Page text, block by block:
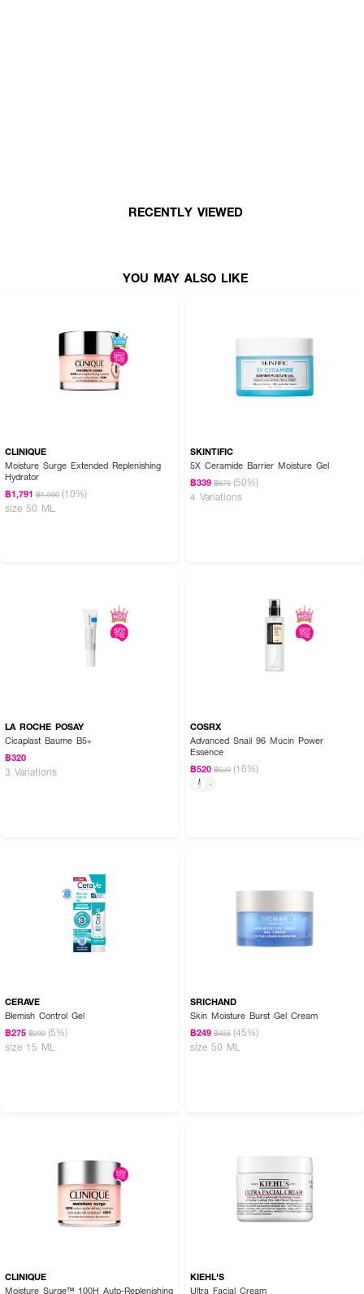
หลังจากเช็ดหน้าด้วยโทนเนอร์ ลงเซรั่ม ให้ทั่วใบหน้าและลำคอ
RECENTLY VIEWED
YOU MAY ALSO LIKE
CLINIQUE
Moisture Surge Extended Replenishing
Hydrator
฿1,791 ฿1,990 (10%)
size 50 ML
SKINTIFIC
5X Ceramide Barrier Moisture Gel
฿339 ฿679 (50%)
4 Variations
LA ROCHE POSAY
Cicaplast Baume B5+
฿320
3 Variations
COSRX
Advanced Snail 96 Mucin Power
Essence
฿520 ฿620 (16%)
-
CERAVE
Blemish Control Gel
฿275 ฿290 (5%)
size 15 ML
SRICHAND
Skin Moisture Burst Gel Cream
฿249 ฿455 (45%)
size 50 ML
CLINIQUE
Moisture Surge™ 100H Auto-Replenishing
KIEHL'S
Ultra Facial Cream